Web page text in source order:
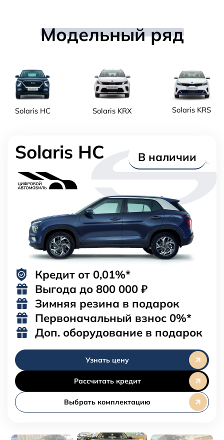
Модельный ряд
Solaris HC Solaris KRX Solaris KRS
Solaris HC В наличии
Кредит от 0,01%*
Выгода до 800 000 ₽
Зимняя резина в подарок
Первоначальный взнос 0%*
Доп. оборудование в подарок
Узнать цену
Рассчитать кредит
Выбрать комплектацию